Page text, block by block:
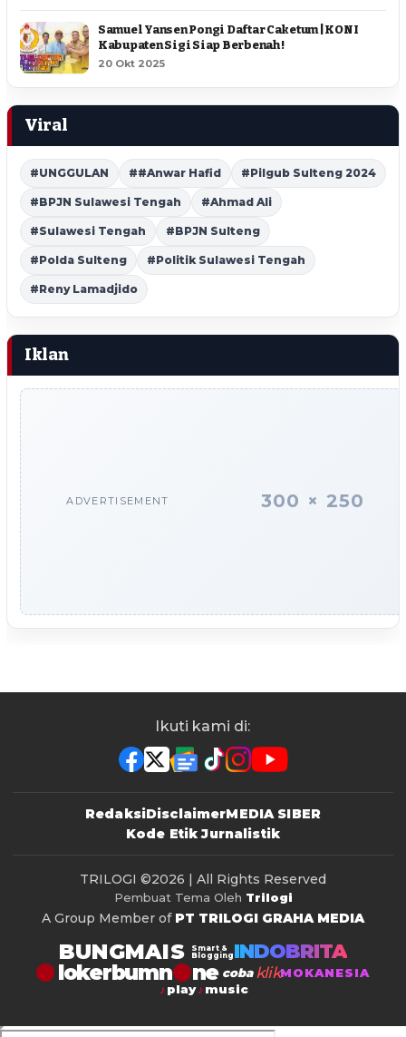
Samuel Yansen Pongi Daftar Caketum | KONI
Kabupaten Sigi Siap Berbenah !
20 Okt 2025
Viral
#UNGGULAN ##Anwar Hafid #Pilgub Sulteng 2024
#BPJN Sulawesi Tengah #Ahmad Ali
#Sulawesi Tengah #BPJN Sulteng
#Polda Sulteng #Politik Sulawesi Tengah
#Reny Lamadjido
Iklan
ADVERTISEMENT 300 × 250
Ikuti kami di:
RedaksiDisclaimerMEDIA SIBER
Kode Etik Jurnalistik
TRILOGI ©2026 | All Rights Reserved
Pembuat Tema Oleh Trilogi
A Group Member of PT TRILOGI GRAHA MEDIA
BUNGMAIS
Smart &
Blogging INDOBRITA
lokerbumn coba klikMOKANESIA
play
music